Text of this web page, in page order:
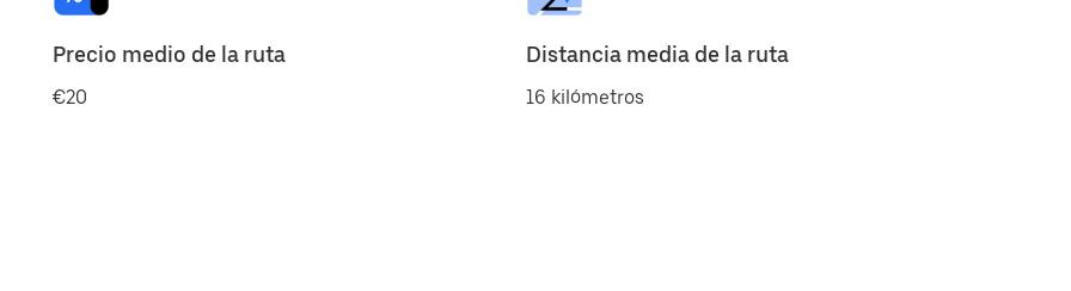
Precio medio de la ruta
€20
Distancia media de la ruta
16 kilómetros